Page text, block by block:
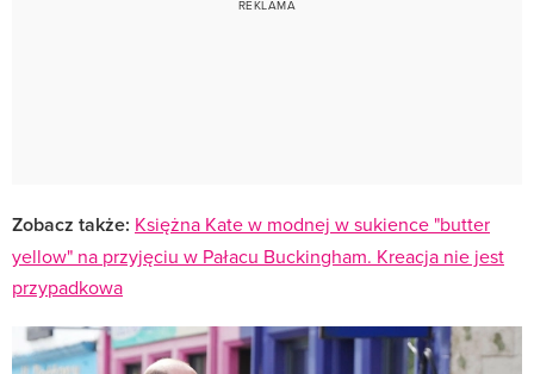
Zobacz także: Księżna Kate w modnej w sukience "butter
yellow" na przyjęciu w Pałacu Buckingham. Kreacja nie jest
przypadkowa